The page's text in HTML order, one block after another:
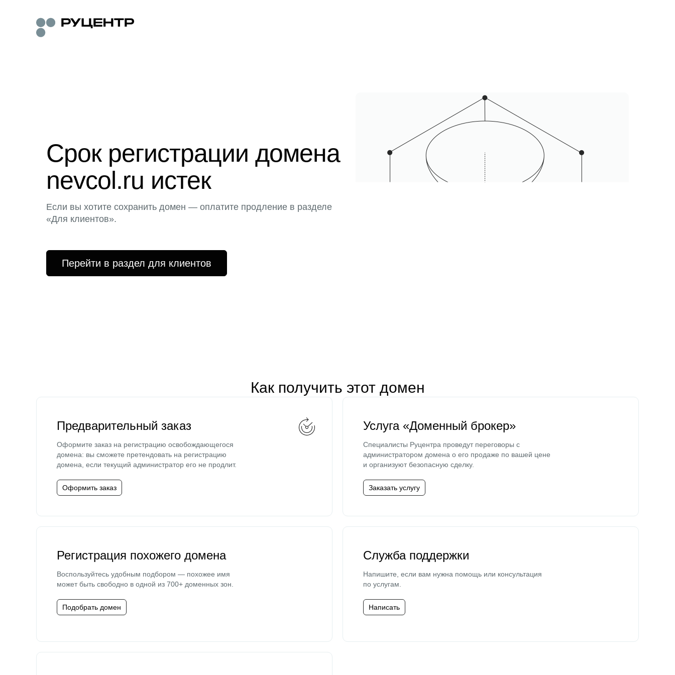
Срок регистрации домена
nevcol.ru истек
Если вы хотите сохранить домен — оплатите продление в разделе
«Для клиентов».
Перейти в раздел для клиентов
Как получить этот домен
Предварительный заказ
Оформите заказ на регистрацию освобождающегося
домена: вы сможете претендовать на регистрацию
домена, если текущий администратор его не продлит.
Оформить заказ
Услуга «Доменный брокер»
Специалисты Руцентра проведут переговоры с
администратором домена о его продаже по вашей цене
и организуют безопасную сделку.
Заказать услугу
Регистрация похожего домена
Воспользуйтесь удобным подбором — похожее имя
может быть свободно в одной из 700+ доменных зон.
Подобрать домен
Служба поддержки
Напишите, если вам нужна помощь или консультация
по услугам.
Написать